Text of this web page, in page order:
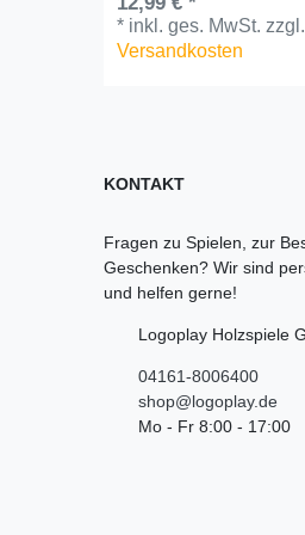
* inkl. ges. MwSt. zzgl.
Versandkosten
KONTAKT
Fragen zu Spielen, zur
Geschenken? Wir sind
und helfen gerne!
Logoplay Holzspiele
04161-8006400
shop@logoplay.de
Mo - Fr 8:00 - 17:00